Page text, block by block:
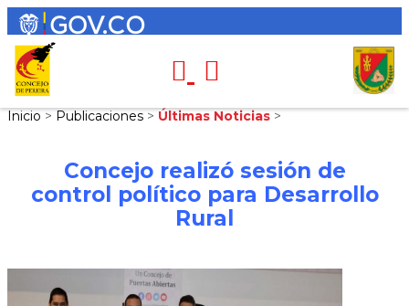
Inicio > Publicaciones > Últimas Noticias >
Concejo realizó sesión de
control político para Desarrollo
Rural